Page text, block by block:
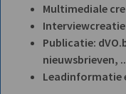
Multimediale
Publicatie:
nieuwsbrieven,
Leadinformatie